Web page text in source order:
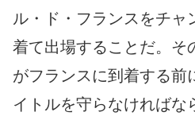
ル・ド・フランスをチャ
着て出場することだ。そ
がフランスに到着する前
イトルを守らなければな